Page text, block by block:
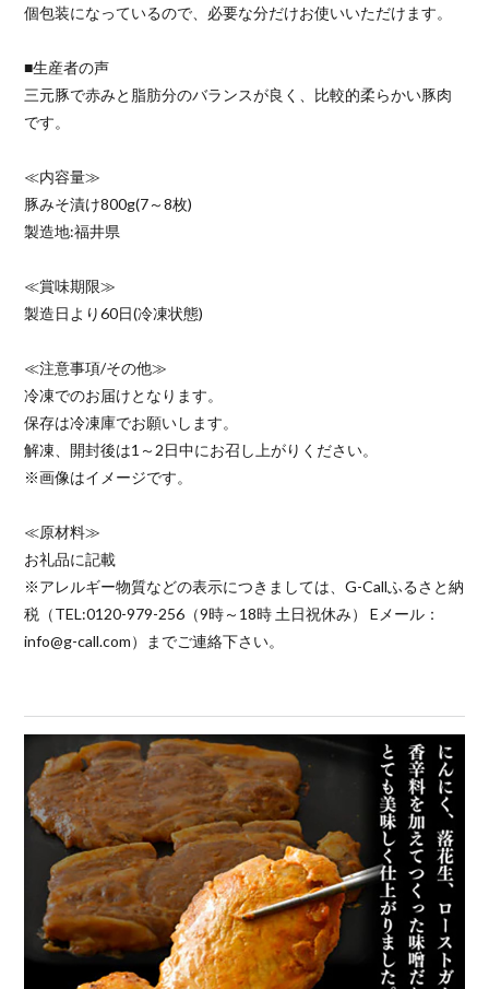
個包装になっているので、必要な分だけお使いいただけます。
■生産者の声
三元豚で赤みと脂肪分のバランスが良く、比較的柔らかい豚肉
です。
≪内容量≫
豚みそ漬け800g(7～8枚)
製造地:福井県
≪賞味期限≫
製造日より60日(冷凍状態)
≪注意事項/その他≫
冷凍でのお届けとなります。
保存は冷凍庫でお願いします。
解凍、開封後は1～2日中にお召し上がりください。
※画像はイメージです。
≪原材料≫
お礼品に記載
※アレルギー物質などの表示につきましては、G-Callふるさと納
税（TEL:0120-979-256（9時～18時 土日祝休み） Eメール：
info@g-call.com）までご連絡下さい。